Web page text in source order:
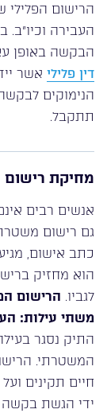
הרישום הפלילי
העבירה וכיו”ב.
הבקשה באופן
דין פלילי אשר
הנימוקים
תתקבל.
מחיקת
אנשים רבים
גם רישום
כתב אישום,
הוא מחזיק
לגביו. הרישום
משתי עילות:
התיק נסגר
המשטרתי.
חיים תקינים
ידי הגשת בקשה